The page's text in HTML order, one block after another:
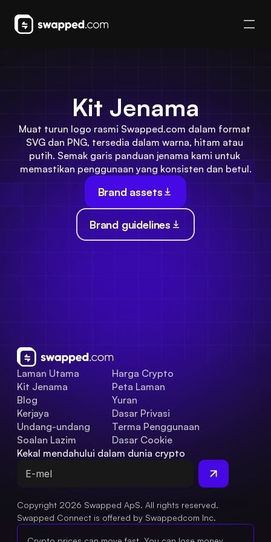
Kit Jenama
Muat turun logo rasmi Swapped.com dalam format
SVG dan PNG, tersedia dalam warna, hitam atau
putih. Semak garis panduan jenama kami untuk
memastikan penggunaan yang konsisten dan betul.
Brand assets
Brand guidelines
Laman Utama
Kit Jenama
Blog
Soalan Lazim
Undang-undang
Kerjaya
Harga Crypto
Peta Laman
Yuran
Dasar Privasi
Terma Penggunaan
Dasar Cookie
Kekal mendahului dalam dunia crypto
Copyright 2026 Swapped ApS. All rights reserved.
Swapped Connect is offered by Swappedcom Inc.